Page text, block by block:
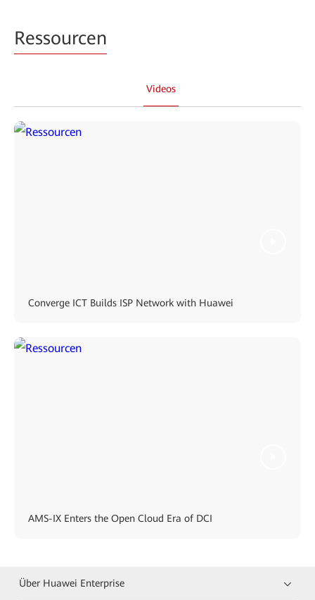
Ressourcen
Videos
Converge ICT Builds ISP Network with Huawei
AMS-IX Enters the Open Cloud Era of DCI
Über Huawei Enterprise